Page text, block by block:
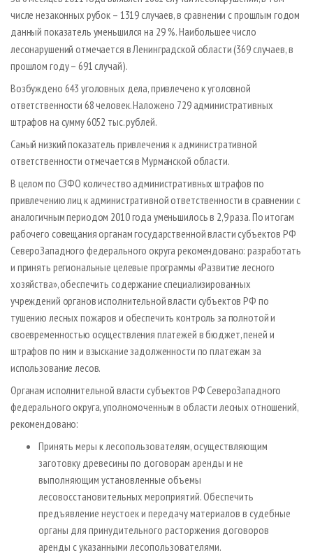
числе незаконных рубок – 1319 случаев, в сравнении с прошлым годом
данный показатель уменьшился на 29%. Наибольшее число
лесонарушений отмечается в Ленинградской области (369 случаев, в
прошлом году – 691 случай).
Возбуждено 643 уголовных дела, привлечено к уголовной
ответственности 68 человек. Наложено 729 административных
штрафов на сумму 6052 тыс. рублей.
Самый низкий показатель привлечения к административной
ответственности отмечается в Мурманской области.
В целом по СЗФО количество административных штрафов по
привлечению лиц к административной ответственности в сравнении с
аналогичным периодом 2010 года уменьшилось в 2,9 раза. По итогам
рабочего совещания органам государственной власти субъектов РФ
Северо­Западного федерального округа рекомендовано: разработать
и принять региональные целевые программы «Развитие лесного
хозяйства», обеспечить содержание специализированных
учреждений органов исполнительной власти субъектов РФ по
тушению лесных пожаров и обеспечить контроль за полнотой и
своевременностью осуществления платежей в бюджет, пеней и
штрафов по ним и взыскание задолженности по платежам за
использование лесов.
Органам исполнительной власти субъектов РФ Северо­Западного
федерального округа, уполномоченным в области лесных отношений,
рекомендовано:
Принять меры к лесопользователям, осуществляющим
заготовку древесины по договорам аренды и не
выполняющим установленные объемы
лесовосстановительных мероприятий. Обеспечить
предъявление неустоек и передачу материалов в судебные
органы для принудительного расторжения договоров
аренды с указанными лесопользователями.